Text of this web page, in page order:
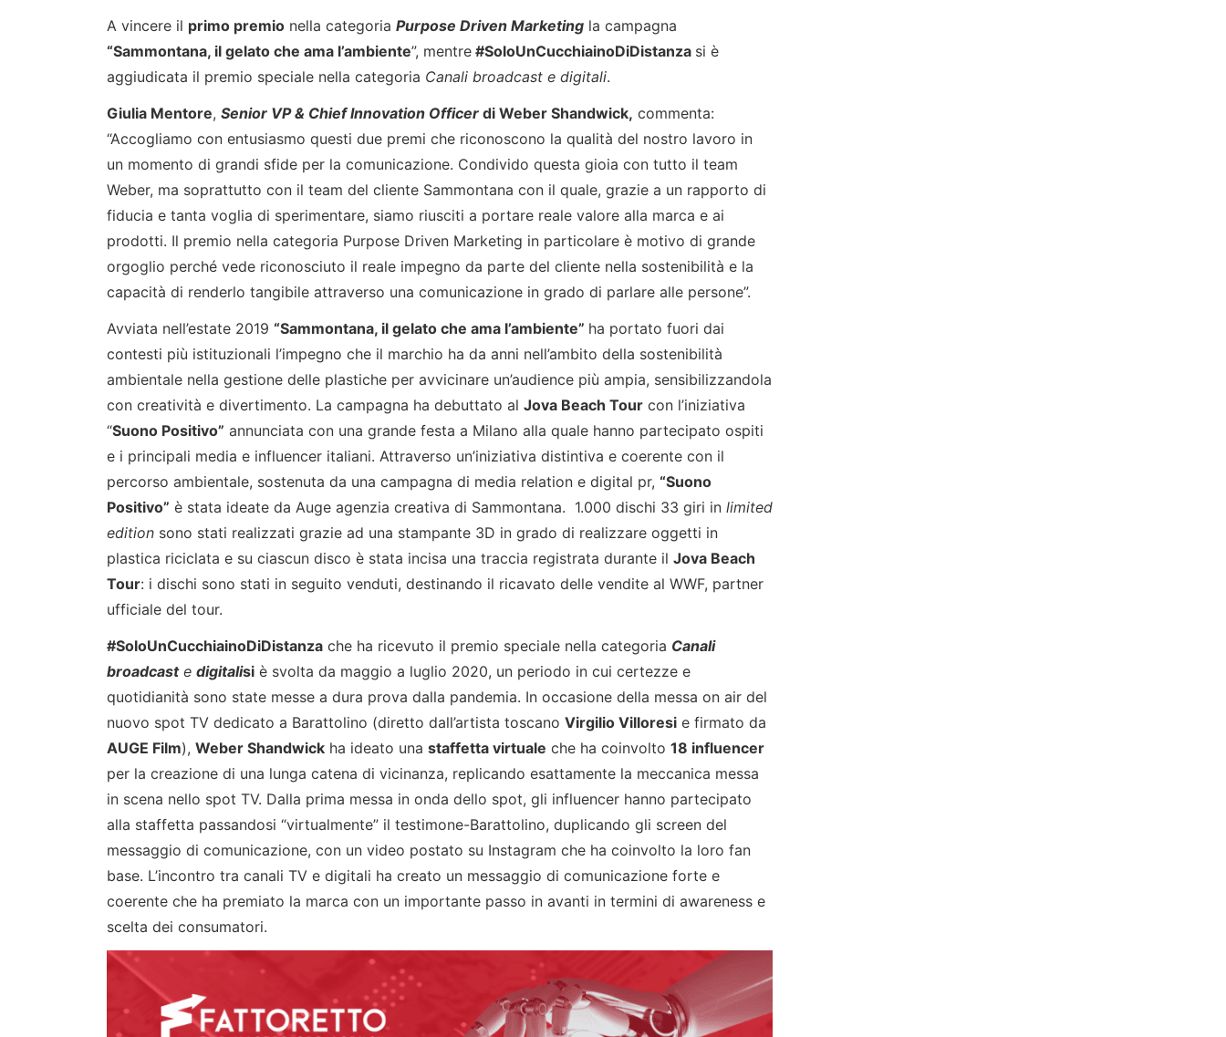
A vincere il primo premio nella categoria Purpose Driven Marketing la campagna
“Sammontana, il gelato che ama l’ambiente”, mentre #SoloUnCucchiainoDiDistanza si è
aggiudicata il premio speciale nella categoria Canali broadcast e digitali.
Giulia Mentore, Senior VP & Chief Innovation Officer di Weber Shandwick, commenta:
“Accogliamo con entusiasmo questi due premi che riconoscono la qualità del nostro lavoro in
un momento di grandi sfide per la comunicazione. Condivido questa gioia con tutto il team
Weber, ma soprattutto con il team del cliente Sammontana con il quale, grazie a un rapporto di
fiducia e tanta voglia di sperimentare, siamo riusciti a portare reale valore alla marca e ai
prodotti. Il premio nella categoria Purpose Driven Marketing in particolare è motivo di grande
orgoglio perché vede riconosciuto il reale impegno da parte del cliente nella sostenibilità e la
capacità di renderlo tangibile attraverso una comunicazione in grado di parlare alle persone”.
Avviata nell’estate 2019 “Sammontana, il gelato che ama l’ambiente” ha portato fuori dai
contesti più istituzionali l’impegno che il marchio ha da anni nell’ambito della sostenibilità
ambientale nella gestione delle plastiche per avvicinare un’audience più ampia, sensibilizzandola
con creatività e divertimento. La campagna ha debuttato al Jova Beach Tour con l’iniziativa
“Suono Positivo” annunciata con una grande festa a Milano alla quale hanno partecipato ospiti
e i principali media e influencer italiani. Attraverso un’iniziativa distintiva e coerente con il
percorso ambientale, sostenuta da una campagna di media relation e digital pr, “Suono
Positivo” è stata ideate da Auge agenzia creativa di Sammontana. 1.000 dischi 33 giri in limited
edition sono stati realizzati grazie ad una stampante 3D in grado di realizzare oggetti in
plastica riciclata e su ciascun disco è stata incisa una traccia registrata durante il Jova Beach
Tour: i dischi sono stati in seguito venduti, destinando il ricavato delle vendite al WWF, partner
ufficiale del tour.
#SoloUnCucchiainoDiDistanza che ha ricevuto il premio speciale nella categoria Canali
broadcaste digitalisi è svolta da maggio a luglio 2020, un periodo in cui certezze e
quotidianità sono state messe a dura prova dalla pandemia. In occasione della messa on air del
nuovo spot TV dedicato a Barattolino (diretto dall’artista toscano Virgilio Villoresi e firmato da
AUGE Film), Weber Shandwick ha ideato una staffetta virtuale che ha coinvolto 18 influencer
per la creazione di una lunga catena di vicinanza, replicando esattamente la meccanica messa
in scena nello spot TV. Dalla prima messa in onda dello spot, gli influencer hanno partecipato
alla staffetta passandosi “virtualmente” il testimone-Barattolino, duplicando gli screen del
messaggio di comunicazione, con un video postato su Instagram che ha coinvolto la loro fan
base. L’incontro tra canali TV e digitali ha creato un messaggio di comunicazione forte e
coerente che ha premiato la marca con un importante passo in avanti in termini di awareness e
scelta dei consumatori.